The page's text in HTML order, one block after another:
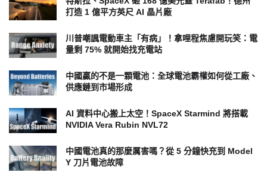
打造 1 億平方英尺 AI 晶片廠
川普嘲諷電動車主「有病」！拿哩程焦慮開玩笑：電
量剩 75% 就開始找充電站
中國贏的不是一顆電池：全球電池霸權如何從工廠、
供應鏈到市場形成
AI 資料中心搬上太空！SpaceX Starmind 將搭載
NVIDIA Vera Rubin NVL72
中國電池真的那麼厲害嗎？從 5 分鐘快充到 Model
Y 刀片電池故障